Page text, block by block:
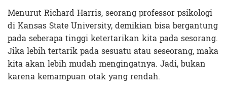
Menurut Richard Harris, seorang professor psikologi
di Kansas State University, demikian bisa bergantung
pada seberapa tinggi ketertarikan kita pada sesorang.
Jika lebih tertarik pada sesuatu atau seseorang, maka
kita akan lebih mudah mengingatnya. Jadi, bukan
karena kemampuan otak yang rendah.